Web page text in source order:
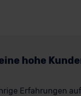
hohe
Erfahrungen